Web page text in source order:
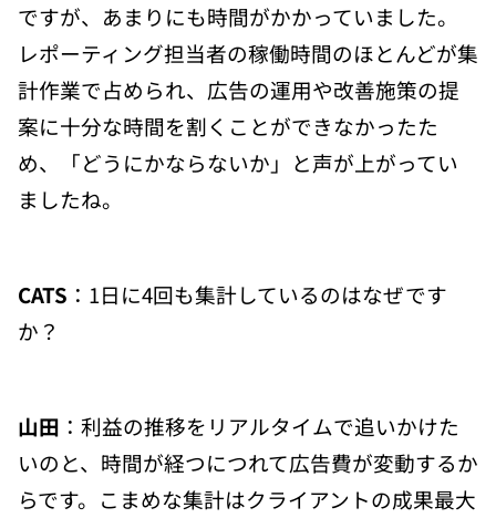
ですが、あまりにも時間がかかっていました。
レポーティング担当者の稼働時間のほとんどが集
計作業で占められ、広告の運用や改善施策の提
案に十分な時間を割くことができなかったた
め、「どうにかならないか」と声が上がってい
ましたね。
CATS ：1日に4回も集計しているのはなぜです
か？
山田 ：利益の推移をリアルタイムで追いかけた
いのと、時間が経つにつれて広告費が変動するか
らです。こまめな集計はクライアントの成果最大